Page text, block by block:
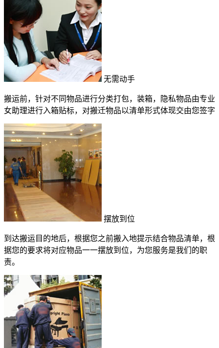
无需动手
搬运前，针对不同物品进行分类打包，装箱，隐私物品由专业
女助理进行入箱贴标，对搬迁物品以清单形式体现交由您签字
摆放到位
到达搬运目的地后，根据您之前搬入地提示结合物品清单，根
据您的要求将对应物品一一摆放到位，为您服务是我们的职
责。